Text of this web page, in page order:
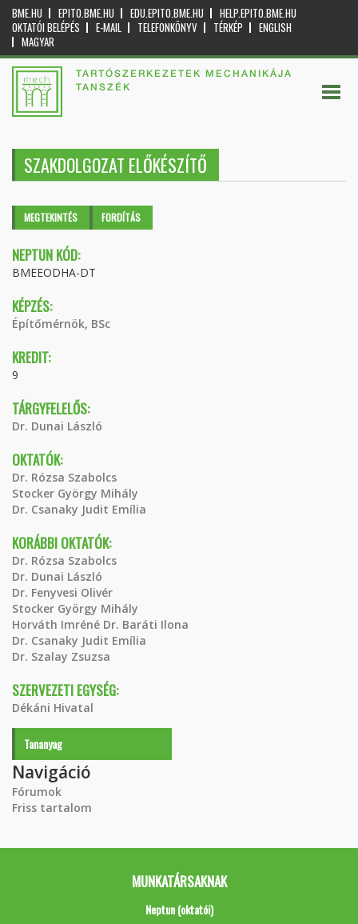
BME.HU EPITO.BME.HU EDU.EPITO.BME.HU
HELP.EPITO.BME.HU
OKTATÓI BELÉPÉS
E-MAIL TELEFONKÖNYV TÉRKÉP
ENGLISH
MAGYAR
TARTÓSZERKEZETEK MECHANIKÁJA
TANSZÉK
SZAKDOLGOZAT ELŐKÉSZÍTŐ
Elsődleges fülek
MEGTEKINTÉS (AKTÍVFORDÍTÁS
NEPTUN KÓD:
BMEEODHA-DT
KÉPZÉS:
Építőmérnök, BSc
KREDIT:
9
TÁRGYFELELŐS:
Dr. Dunai László
OKTATÓK:
Dr. Rózsa Szabolcs
Stocker György Mihály
Dr. Csanaky Judit Emília
KORÁBBI OKTATÓK:
Dr. Rózsa Szabolcs
Dr. Dunai László
Dr. Fenyvesi Olivér
Stocker György Mihály
Horváth Imréné Dr. Baráti Ilona
Dr. Csanaky Judit Emília
Dr. Szalay Zsuzsa
SZERVEZETI EGYSÉG:
Dékáni Hivatal
Tananyag
Navigáció
Fórumok
Friss tartalom
MUNKATÁRSAKNAK
Neptun (oktatói)